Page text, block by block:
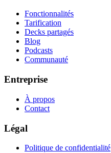
Fonctionnalités
Tarification
Decks partagés
Blog
Podcasts
Communauté
Entreprise
À propos
Contact
Légal
Politique de confidentialité